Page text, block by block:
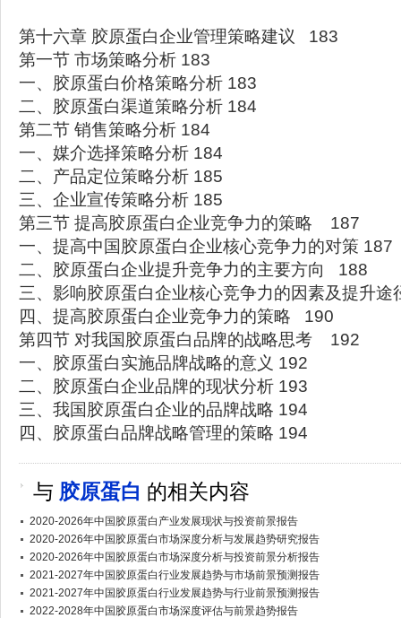
第十六章 胶原蛋白企业管理策略建议 183
第一节 市场策略分析 183
一、胶原蛋白价格策略分析 183
二、胶原蛋白渠道策略分析 184
第二节 销售策略分析 184
一、媒介选择策略分析 184
二、产品定位策略分析 185
三、企业宣传策略分析 185
第三节 提高胶原蛋白企业竞争力的策略 187
一、提高中国胶原蛋白企业核心竞争力的对策 187
二、胶原蛋白企业提升竞争力的主要方向 188
三、影响胶原蛋白企业核心竞争力的因素及提升
四、提高胶原蛋白企业竞争力的策略 190
第四节 对我国胶原蛋白品牌的战略思考 192
一、胶原蛋白实施品牌战略的意义 192
二、胶原蛋白企业品牌的现状分析 193
三、我国胶原蛋白企业的品牌战略 194
四、胶原蛋白品牌战略管理的策略 194
与 胶原蛋白 的相关内容
2020-2026年中国胶原蛋白产业发展现状与投资前景报告
2020-2026年中国胶原蛋白市场深度分析与发展趋势研究报告
2020-2026年中国胶原蛋白市场深度分析与投资前景分析报告
2021-2027年中国胶原蛋白行业发展趋势与市场前景预测报告
2021-2027年中国胶原蛋白行业发展趋势与行业前景预测报告
2022-2028年中国胶原蛋白市场深度评估与前景趋势报告